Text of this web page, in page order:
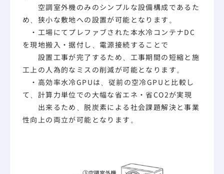
空調室外機のみのシンプルな設備構成であるた
め、狭小な敷地への設置が可能となります。
・工場にてプレファブされた本水冷コンテナDC
を現地搬入・据付し、電源接続することで
設置工事が完了するため、工事期間の短縮と施
工上の人為的なミスの削減が可能となります。
・高効率水冷GPUは、従前の空冷GPUと比較し
て、計算力単位での大幅な省エネ・省CO2が実現
出来るため、脱炭素による社会課題解決と事業
性向上の両立が可能となります。